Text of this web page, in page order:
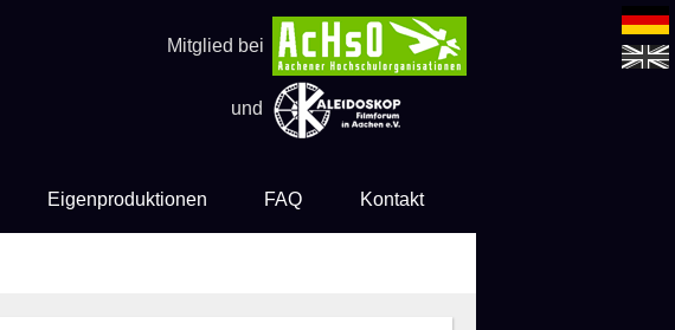
Mitglied bei
und
Eigenproduktionen FAQ Kontakt